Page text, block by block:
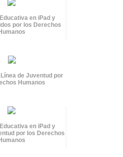
en iPad y
por los Derechos
de Juventud por
Humanos
en iPad y
por los Derechos